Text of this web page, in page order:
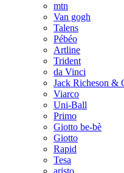
mtn
Van gogh
Talens
Pébéo
Artline
Trident
da Vinci
Jack Richeson &
Viarco
Uni-Ball
Primo
Giotto be-bè
Giotto
Rapid
Tesa
aristo